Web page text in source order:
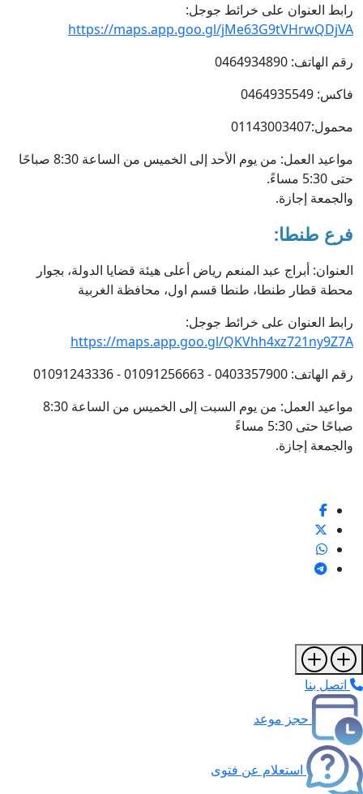
رابط العنوان على خرائط جوجل:
https://maps.app.goo.gl/jMe63G9tVHrwQDjVA
رقم الهاتف: 0464934890
فاكس: 0464935549
محمول:01143003407
مواعيد العمل: من يوم الأحد إلى الخميس من الساعة 8:30 صباحًا
حتى 5:30 مساءً.
والجمعة إجازة.
فرع طنطا:
العنوان: أبراج عبد المنعم رياض أعلى هيئة قضايا الدولة، بجوار
محطة قطار طنطا، طنطا قسم اول، محافظة الغربية
رابط العنوان على خرائط جوجل:
https://maps.app.goo.gl/QKVhh4xz721ny9Z7A
رقم الهاتف: 0403357900 - 01091256663 - 01091243336
مواعيد العمل: من يوم السبت إلى الخميس من الساعة 8:30
صباحًا حتى 5:30 مساءً
والجمعة إجازة.
اتصل بنا
حجز موعد
استعلام عن فتوى